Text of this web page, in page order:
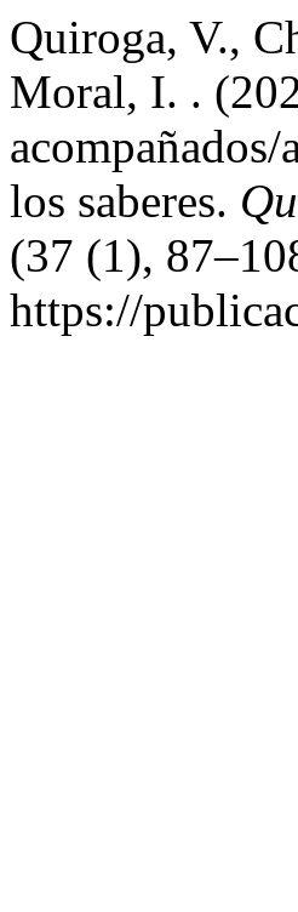
Quiroga, V.,
Moral, I. .
los saberes.
(37 (1),
https://